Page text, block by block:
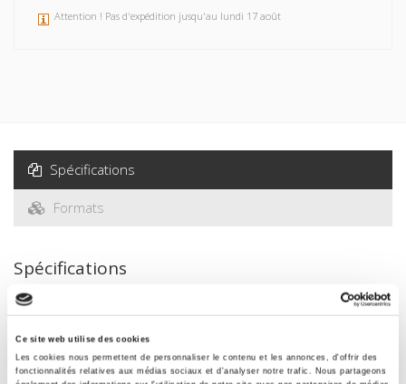
Ce site web utilise des cookies
Les cookies nous permettent de personnaliser le contenu et les annonces, d'offrir des
fonctionnalités relatives aux médias sociaux et d'analyser notre trafic. Nous partageons
Attention ! Pas d'expédition jusqu'au lundi 17 août
Spécifications
Formats
Spécifications
Presses de Sciences Po
Auteur